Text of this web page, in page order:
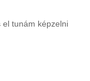
el tunám képzelni